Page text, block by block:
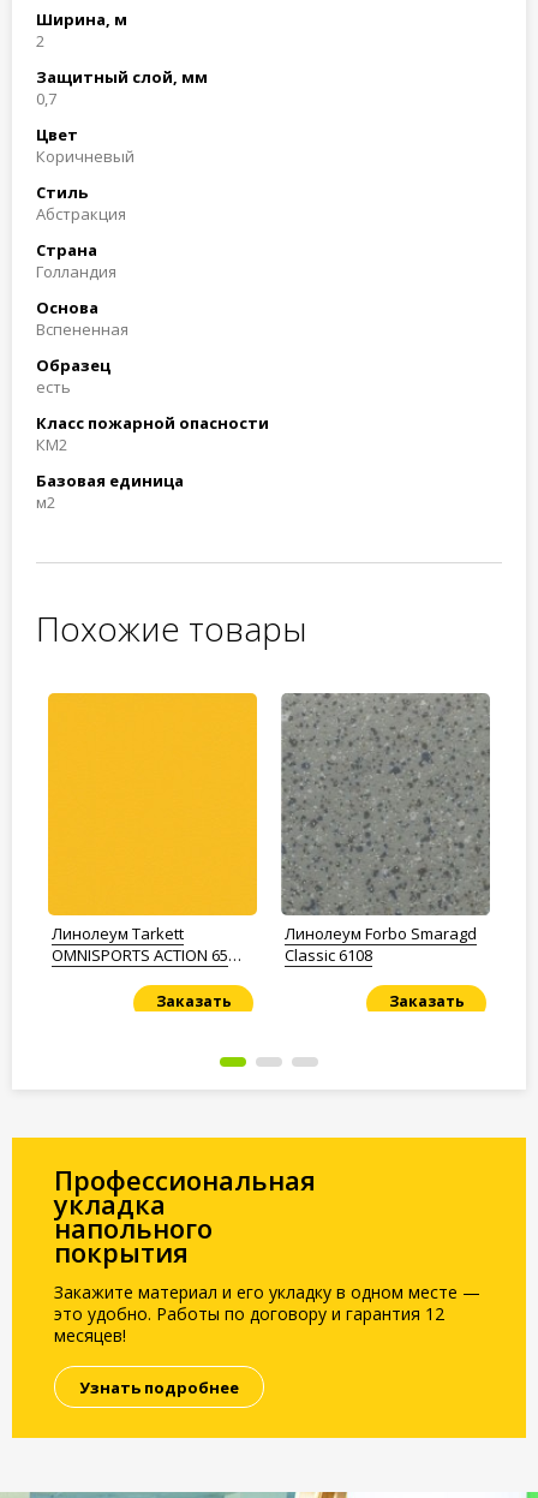
Ширина, м
2
Защитный слой, мм
0,7
Цвет
Коричневый
Стиль
Абстракция
Страна
Голландия
Основа
Вспененная
Образец
есть
Класс пожарной опасности
КМ2
Базовая единица
м2
Похожие товары
Линолеум Tarkett
OMNISPORTS ACTION 65
Заказать
Линолеум Forbo Smaragd
Classic 6108
Заказать
Профессиональная
укладка
напольного
покрытия
Закажите материал и его укладку в одном месте —
это удобно. Работы по договору и гарантия 12
месяцев!
Узнать подробнее